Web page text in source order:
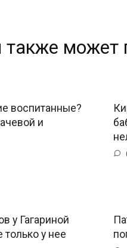
может
воспитанные?
и
у Гагариной
только у нее